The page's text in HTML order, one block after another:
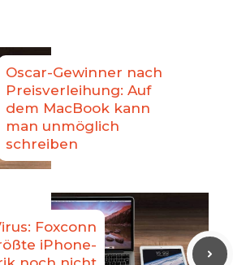
Oscar-Gewinner nach
Preisverleihung: Auf
dem MacBook kann
man unmöglich
schreiben
Foxconn
iPhone-